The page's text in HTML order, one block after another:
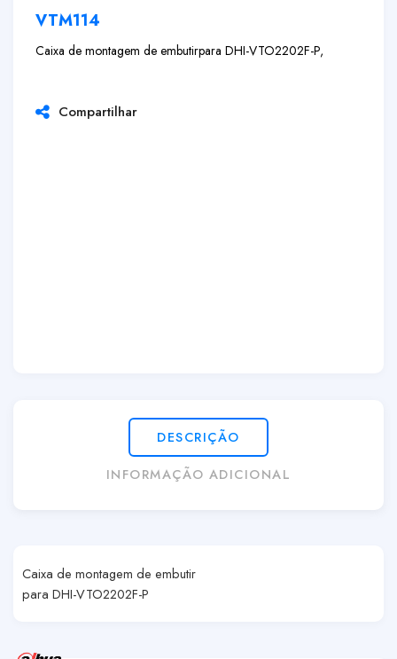
VTM114
Caixa de montagem de embutirpara DHI-VTO2202F-P,
Compartilhar
DESCRIÇÃO
INFORMAÇÃO ADICIONAL
Caixa de montagem de embutir
para DHI-VTO2202F-P